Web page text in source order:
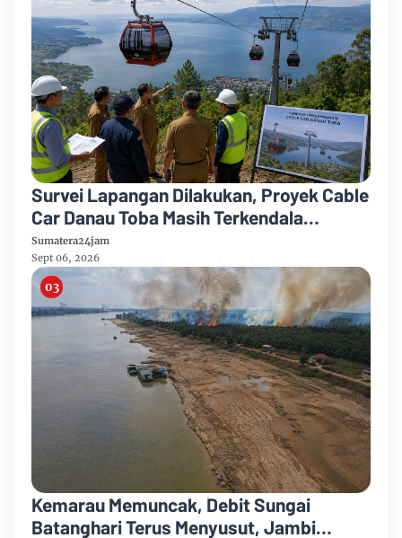
Survei Lapangan Dilakukan, Proyek Cable
Car Danau Toba Masih Terkendala
Pembebasan BPHTB di Sebagian Lahan
Sumatera24jam
Sept 06, 2026
Kemarau Memuncak, Debit Sungai
Batanghari Terus Menyusut, Jambi